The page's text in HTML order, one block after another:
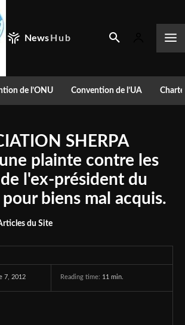
News Hub
de l’ONU Convention de l’UA
SHERPA
plainte contre les
l'ex-président du
pour biens mal acquis.
du Site
7, 2012 Reading time: 11 min.